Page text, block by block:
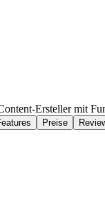
Ersteller mit
Preise